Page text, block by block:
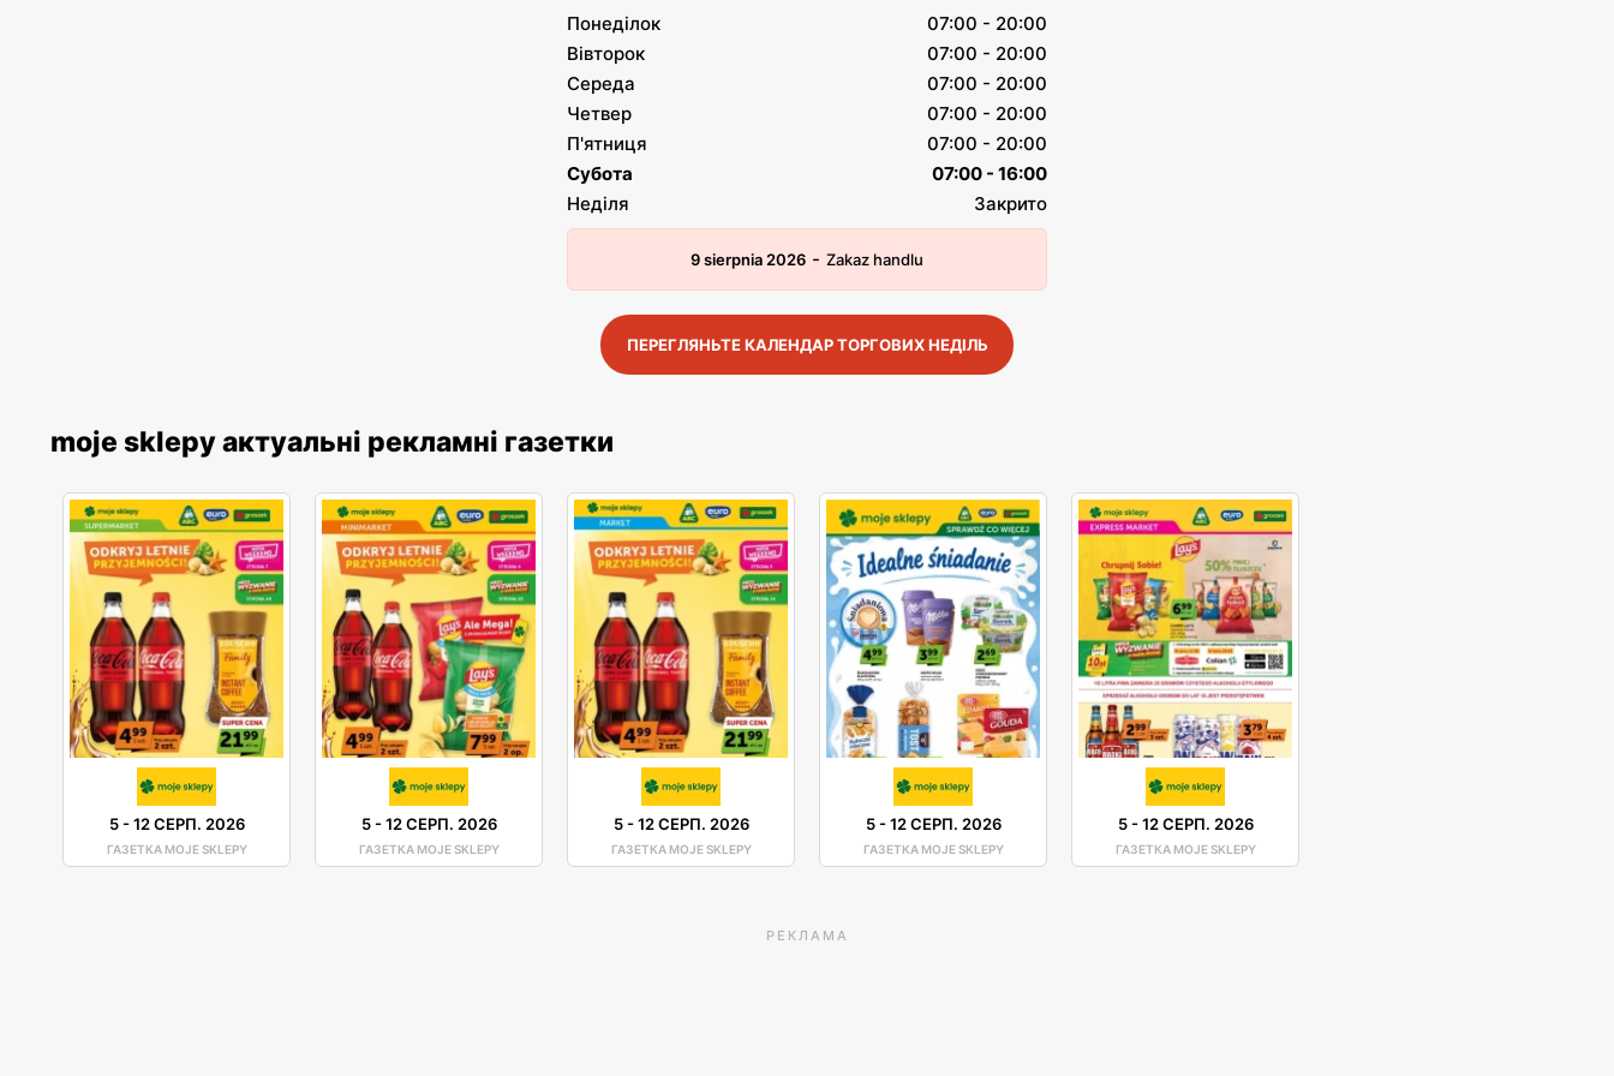
Понеділок
07:00 - 20:00
Вівторок
07:00 - 20:00
Середа
07:00 - 20:00
Четвер
07:00 - 20:00
П'ятниця
07:00 - 20:00
Субота
07:00 - 16:00
Неділя
Закрито
9 sierpnia 2026 - Zakaz handlu
ПЕРЕГЛЯНЬТЕ КАЛЕНДАР ТОРГОВИХ НЕДІЛЬ
moje sklepy актуальні рекламні газетки
5-12 СЕРП. 2026
ГАЗЕТКА MOJE SKLEPY
5-12 СЕРП. 2026
ГАЗЕТКА MOJE SKLEPY
5-12 СЕРП. 2026
ГАЗЕТКА MOJE SKLEPY
5-12 СЕРП. 2026
ГАЗЕТКА MOJE SKLEPY
5-12 СЕРП. 2026
ГАЗЕТКА MOJE SKLEPY
РЕКЛАМА